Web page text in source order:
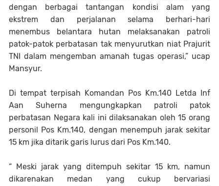
dengan berbagai tantangan kondisi alam yang
ekstrem dan perjalanan selama berhari-hari
menembus belantara hutan melaksanakan patroli
patok-patok perbatasan tak menyurutkan niat Prajurit
TNI dalam mengemban amanah tugas operasi,” ucap
Mansyur.
Di tempat terpisah Komandan Pos Km.140 Letda Inf
Aan Suherna mengungkapkan patroli patok
perbatasan Negara kali ini dilaksanakan oleh 15 orang
personil Pos Km.140, dengan menempuh jarak sekitar
15 km jika ditarik garis lurus dari Pos Km.140.
“ Meski jarak yang ditempuh sekitar 15 km, namun
dikarenakan medan yang cukup bervariasi